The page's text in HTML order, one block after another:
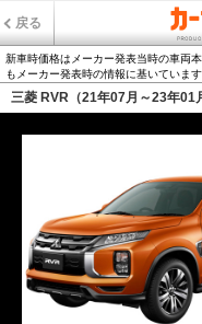
戻る
新車時価格はメーカー発表当時の車両
もメーカー発表時の情報に基いています
三菱 RVR（21年07月～23年01